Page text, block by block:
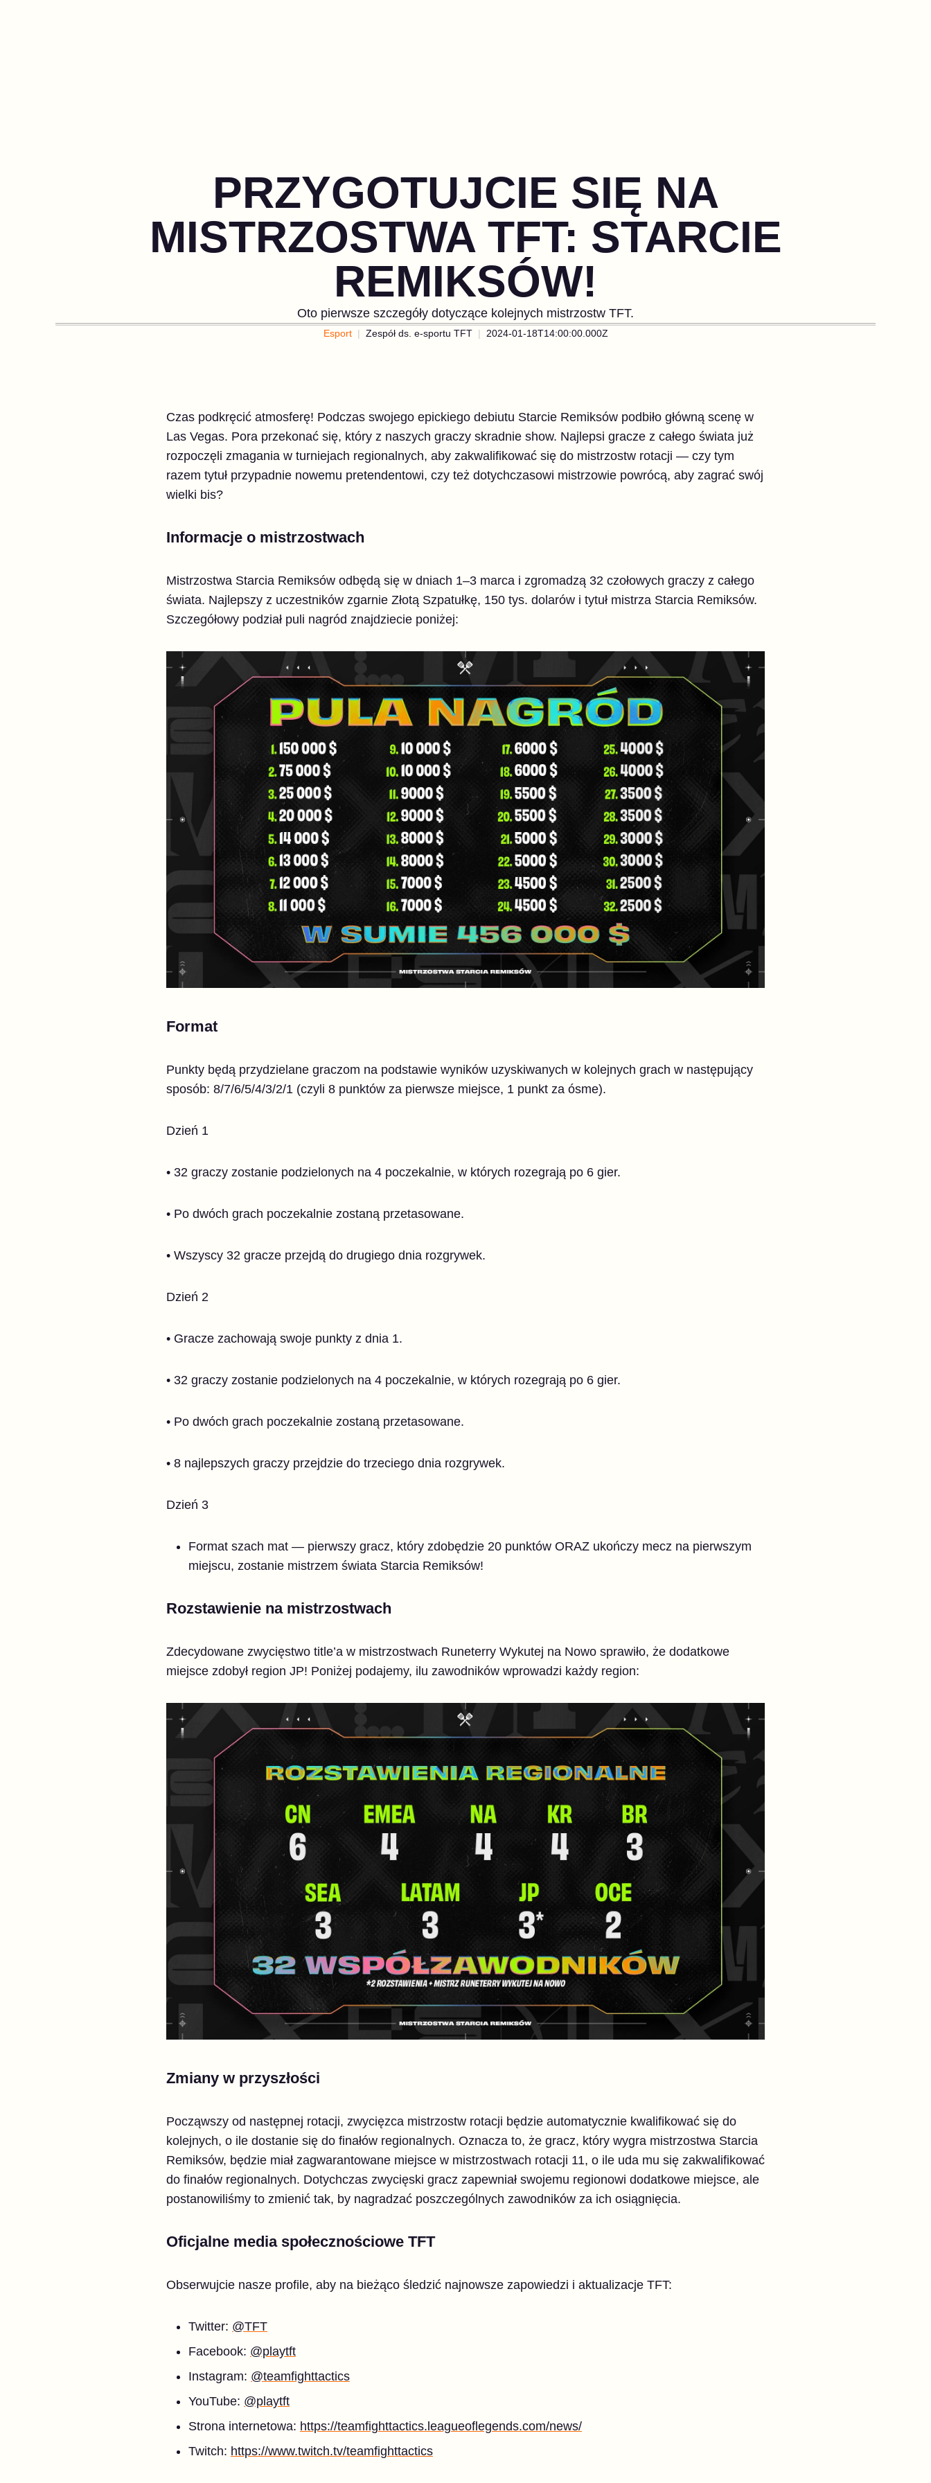
PRZYGOTUJCIE SIĘ NA
MISTRZOSTWA TFT: STARCIE
REMIKSÓW!
Oto pierwsze szczegóły dotyczące kolejnych mistrzostw TFT.
Esport Zespół ds. e-sportu TFT 2024-01-18T14:00:00.000Z
Czas podkręcić atmosferę! Podczas swojego epickiego debiutu Starcie Remiksów podbiło główną scenę w
Las Vegas. Pora przekonać się, który z naszych graczy skradnie show. Najlepsi gracze z całego świata już
rozpoczęli zmagania w turniejach regionalnych, aby zakwalifikować się do mistrzostw rotacji — czy tym
razem tytuł przypadnie nowemu pretendentowi, czy też dotychczasowi mistrzowie powrócą, aby zagrać swój
wielki bis?
Informacje o mistrzostwach
Mistrzostwa Starcia Remiksów odbędą się w dniach 1–3 marca i zgromadzą 32 czołowych graczy z całego
świata. Najlepszy z uczestników zgarnie Złotą Szpatułkę, 150 tys. dolarów i tytuł mistrza Starcia Remiksów.
Szczegółowy podział puli nagród znajdziecie poniżej:
Format
Punkty będą przydzielane graczom na podstawie wyników uzyskiwanych w kolejnych grach w następujący
sposób: 8/7/6/5/4/3/2/1 (czyli 8 punktów za pierwsze miejsce, 1 punkt za ósme).
Dzień 1
• 32 graczy zostanie podzielonych na 4 poczekalnie, w których rozegrają po 6 gier.
• Po dwóch grach poczekalnie zostaną przetasowane.
• Wszyscy 32 gracze przejdą do drugiego dnia rozgrywek.
Dzień 2
• Gracze zachowają swoje punkty z dnia 1.
• 32 graczy zostanie podzielonych na 4 poczekalnie, w których rozegrają po 6 gier.
• Po dwóch grach poczekalnie zostaną przetasowane.
• 8 najlepszych graczy przejdzie do trzeciego dnia rozgrywek.
Dzień 3
Format szach mat — pierwszy gracz, który zdobędzie 20 punktów ORAZ ukończy mecz na pierwszym
miejscu, zostanie mistrzem świata Starcia Remiksów!
Rozstawienie na mistrzostwach
Zdecydowane zwycięstwo title’a w mistrzostwach Runeterry Wykutej na Nowo sprawiło, że dodatkowe
miejsce zdobył region JP! Poniżej podajemy, ilu zawodników wprowadzi każdy region:
Zmiany w przyszłości
Począwszy od następnej rotacji, zwycięzca mistrzostw rotacji będzie automatycznie kwalifikować się do
kolejnych, o ile dostanie się do finałów regionalnych. Oznacza to, że gracz, który wygra mistrzostwa Starcia
Remiksów, będzie miał zagwarantowane miejsce w mistrzostwach rotacji 11, o ile uda mu się zakwalifikować
do finałów regionalnych. Dotychczas zwycięski gracz zapewniał swojemu regionowi dodatkowe miejsce, ale
postanowiliśmy to zmienić tak, by nagradzać poszczególnych zawodników za ich osiągnięcia.
Oficjalne media społecznościowe TFT
Obserwujcie nasze profile, aby na bieżąco śledzić najnowsze zapowiedzi i aktualizacje TFT:
Twitter: @TFT
Facebook: @playtft
Instagram: @teamfighttactics
YouTube: @playtft
Strona internetowa: https://teamfighttactics.leagueoflegends.com/news/
Twitch: https://www.twitch.tv/teamfighttactics